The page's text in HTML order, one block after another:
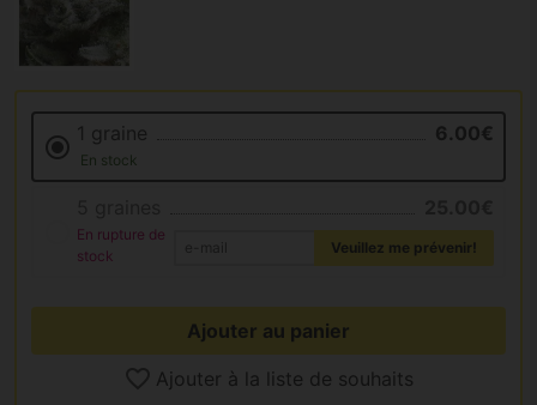
1 graine 6.00€
En stock
En rupture de
stock
Veuillez me prévenir!
Ajouter au panier
Ajouter à la liste de souhaits